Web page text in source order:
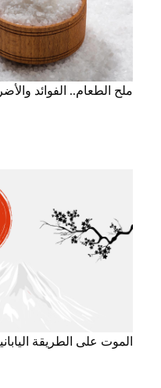
ملح الطعام.. الفوائد والأضرار
الموت على الطريقة اليابانية